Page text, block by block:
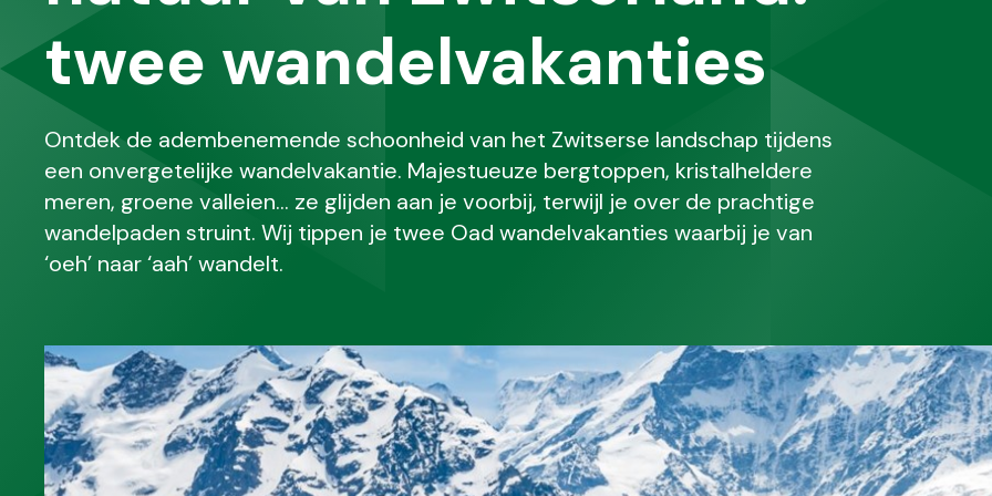
twee wandelvakanties
Ontdek de adembenemende schoonheid van het Zwitserse landschap tijdens
een onvergetelijke wandelvakantie. Majestueuze bergtoppen, kristalheldere
meren, groene valleien… ze glijden aan je voorbij, terwijl je over de prachtige
wandelpaden struint. Wij tippen je twee Oad wandelvakanties waarbij je van
‘oeh’ naar ‘aah’ wandelt.